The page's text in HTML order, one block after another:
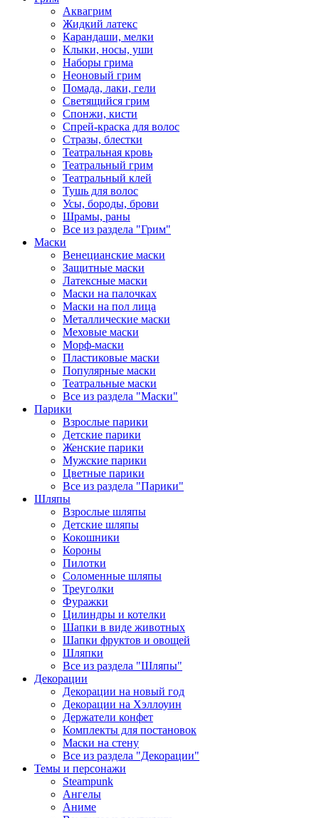
Аквагрим
Жидкий латекс
Карандаши, мелки
Клыки, носы, уши
Наборы грима
Неоновый грим
Помада, лаки, гели
Светящийся грим
Спонжи, кисти
Спрей-краска для волос
Стразы, блестки
Театральная кровь
Театральный грим
Театральный клей
Тушь для волос
Усы, бороды, брови
Шрамы, раны
Все из раздела "Грим"
Маски
Венецианские маски
Защитные маски
Латексные маски
Маски на палочках
Маски на пол лица
Металлические маски
Меховые маски
Морф-маски
Пластиковые маски
Популярные маски
Театральные маски
Все из раздела "Маски"
Парики
Взрослые парики
Детские парики
Женские парики
Мужские парики
Цветные парики
Все из раздела "Парики"
Шляпы
Взрослые шляпы
Детские шляпы
Кокошники
Короны
Пилотки
Соломенные шляпы
Треуголки
Фуражки
Цилиндры и котелки
Шапки в виде животных
Шапки фруктов и овощей
Шляпки
Все из раздела "Шляпы"
Декорации
Декорации на новый год
Декорации на Хэллоуин
Держатели конфет
Комплекты для постановок
Маски на стену
Все из раздела "Декорации"
Темы и персонажи
Steampunk
Ангелы
Аниме